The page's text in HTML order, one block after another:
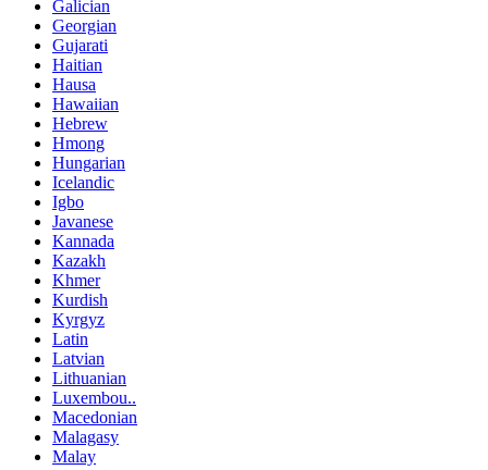
Galician
Georgian
Gujarati
Haitian
Hausa
Hawaiian
Hebrew
Hmong
Hungarian
Icelandic
Igbo
Javanese
Kannada
Kazakh
Khmer
Kurdish
Kyrgyz
Latin
Latvian
Lithuanian
Luxembou..
Macedonian
Malagasy
Malay